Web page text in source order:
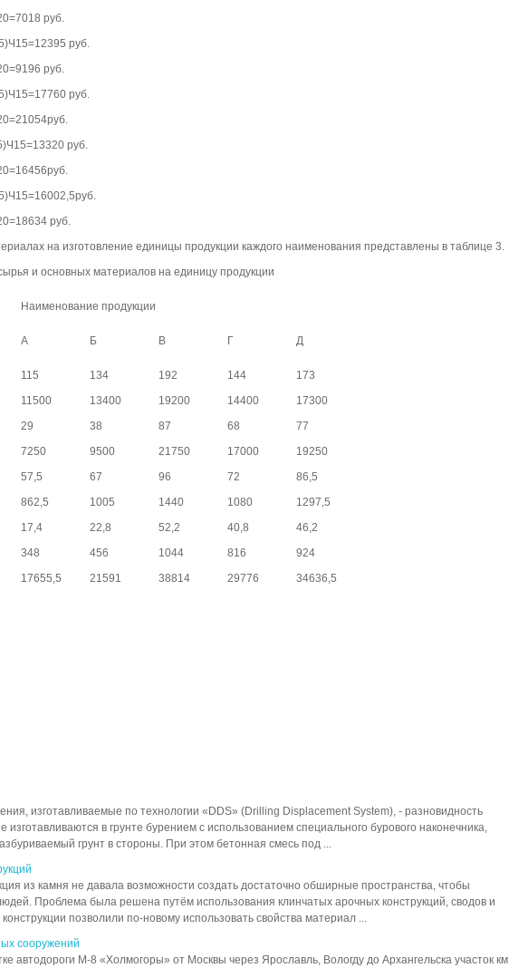
руб.
руб.
руб.
руб.
руб.
руб.
на изготовление единицы продукции каждого наименования представлены в таблице 3.
и основных материалов на единицу продукции
Наименование продукции
А Б В Г Д
115
11500
29
7250
57,5
862,5
17,4
348
17655,5
134
13400
38
9500
67
1005
22,8
456
21591
192
19200
87
21750
96
1440
52,2
1044
38814
144
14400
68
17000
72
1080
40,8
816
29776
173
17300
77
19250
86,5
1297,5
46,2
924
34636,5
изготавливаемые по технологии «DDS» (Drilling Displacement System), - разновидность
изготавливаются в грунте бурением с использованием специального бурового наконечника,
грунт в стороны. При этом бетонная смесь под ...
из камня не давала возможности создать достаточно обширные пространства, чтобы
Проблема была решена путём использования клинчатых арочных конструкций, сводов и
позволили по-новому использовать свойства материал ...
сооружений
автодороги М-8 «Холмогоры» от Москвы через Ярославль, Вологду до Архангельска участок км